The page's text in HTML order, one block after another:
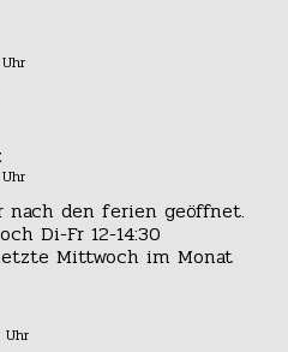
nach den ferien geöffnet.
Di-Fr 12-14:30
Mittwoch im Monat
Uhr